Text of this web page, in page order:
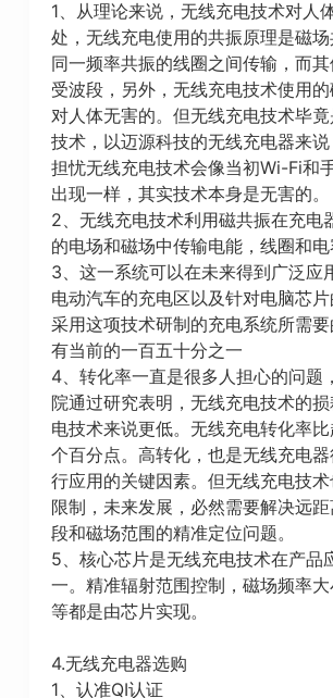
1、从理论来说，无线充电技术对人
处，无线充电使用的共振原理是磁
同一频率共振的线圈之间传输，而
受波段，另外，无线充电技术使用
对人体无害的。但无线充电技术毕
技术，以迈源科技的无线充电器来
担忧无线充电技术会像当初Wi-Fi和
出现一样，其实技术本身是无害的。
2、无线充电技术利用磁共振在充电
的电场和磁场中传输电能，线圈和
3、这一系统可以在未来得到广泛应
电动汽车的充电区以及针对电脑芯片
采用这项技术研制的充电系统所需
有当前的一百五十分之一
4、转化率一直是很多人担心的问题
院通过研究表明，无线充电技术的
电技术来说更低。无线充电转化率
个百分点。高转化，也是无线充电
行应用的关键因素。但无线充电技
限制，未来发展，必然需要解决远
段和磁场范围的精准定位问题。
5、核心芯片是无线充电技术在产品
一。精准辐射范围控制，磁场频率
等都是由芯片实现。
4.无线充电器选购
1、认准QI认证